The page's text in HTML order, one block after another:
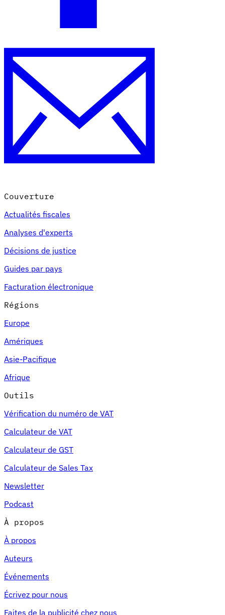
Couverture
Actualités fiscales
Analyses d'experts
Décisions de justice
Guides par pays
Facturation électronique
Régions
Europe
Amériques
Asie-Pacifique
Afrique
Outils
Vérification du numéro de VAT
Calculateur de VAT
Calculateur de GST
Calculateur de Sales Tax
Newsletter
Podcast
À propos
À propos
Auteurs
Événements
Écrivez pour nous
Faites de la publicité chez nous